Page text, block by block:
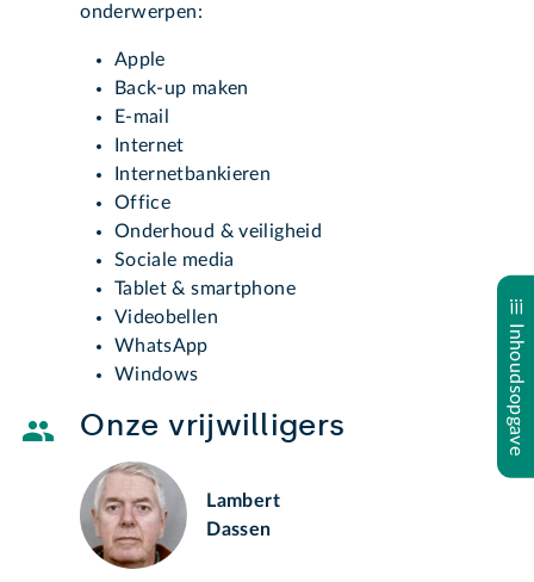
Inhoudsopgave
onderwerpen:
Apple
Back-up maken
E-mail
Internet
Internetbankieren
Office
Onderhoud & veiligheid
Sociale media
Tablet & smartphone
Videobellen
WhatsApp
Windows
Onze vrijwilligers
Lambert
Dassen